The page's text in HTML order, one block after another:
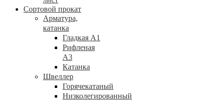
Сортовой прокат
Арматура,
катанка
Гладкая А1
Рифленая
А3
Катанка
Швеллер
Горячекатаный
Низколегированный